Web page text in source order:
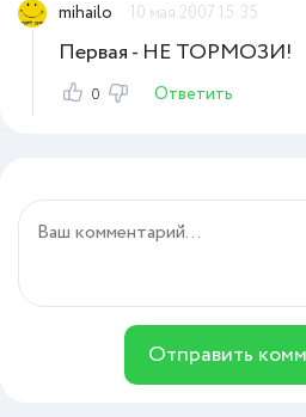
mihailo
10 мая 2007 15:35
Первая - НЕ ТОРМОЗИ!
0 Ответить
Отправить